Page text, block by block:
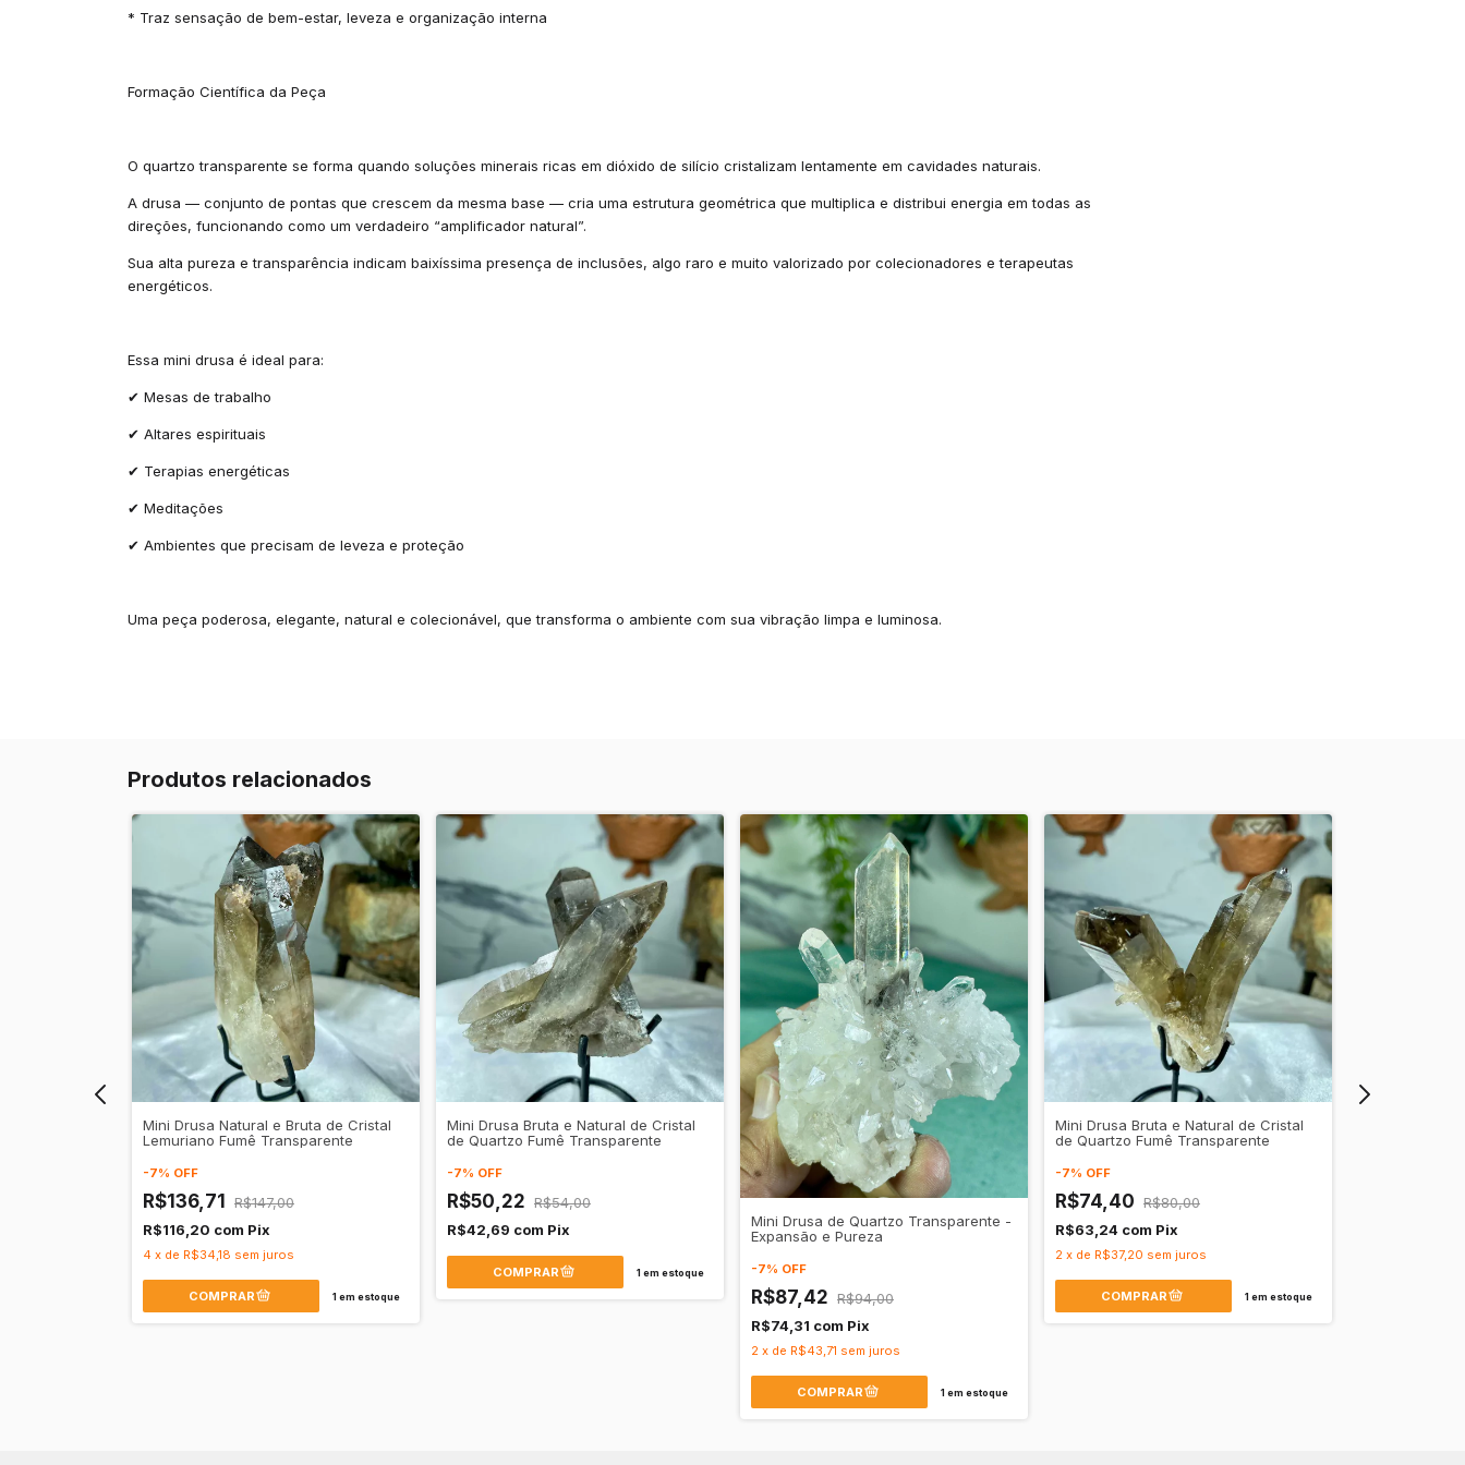
* Traz sensação de bem-estar, leveza e organização interna
Formação Científica da Peça
O quartzo transparente se forma quando soluções minerais ricas em dióxido de silício cristalizam lentamente em cavidades naturais.
A drusa — conjunto de pontas que crescem da mesma base — cria uma estrutura geométrica que multiplica e distribui energia em todas as
direções, funcionando como um verdadeiro “amplificador natural”.
Sua alta pureza e transparência indicam baixíssima presença de inclusões, algo raro e muito valorizado por colecionadores e terapeutas
energéticos.
Essa mini drusa é ideal para:
✔ Mesas de trabalho
✔ Altares espirituais
✔ Terapias energéticas
✔ Meditações
✔ Ambientes que precisam de leveza e proteção
Uma peça poderosa, elegante, natural e colecionável, que transforma o ambiente com sua vibração limpa e luminosa.
Produtos relacionados
Mini Drusa Natural e Bruta de Cristal
Lemuriano Fumê Transparente
-7% OFF
R$136,71
R$147,00
R$116,20 com Pix
4 x de R$34,18 sem juros
1 em estoque
Mini Drusa Bruta e Natural de Cristal
de Quartzo Fumê Transparente
-7% OFF
R$50,22 R$54,00
R$42,69 com Pix
1 em estoque
Mini Drusa de Quartzo Transparente -
Expansão e Pureza
-7% OFF
R$87,42 R$94,00
R$74,31 com Pix
2 x de R$43,71 sem juros
1 em estoque
Mini Drusa Bruta e Natural de Cristal
de Quartzo Fumê Transparente
-7% OFF
R$74,40 R$80,00
R$63,24 com Pix
2 x de R$37,20 sem juros
1 em estoque